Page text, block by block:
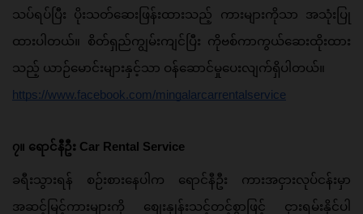
သပ်ရပ်ပြီး ပိုးသတ်ဆေးဖြန်းထားသည့် ကားများကိုသာ အသုံးပြု
ထားပါတယ်။ စိတ်ရှည်ကျွမ်းကျင်ပြီး ကိုဗစ်ကာကွယ်ဆေးထိုးထား
သည့် ယာဉ်မောင်းများနှင့်သာ ဝန်ဆောင်မှုပေးလျက်ရှိပါတယ်။
https://www.facebook.com/mingalarcarrentalservice
၇။ ရောင်နီဦး Car Rental Service
ခရီးသွားရန် စဉ်းစားနေပါက ရောင်နီဦး ကားအငှားလုပ်ငန်းမှာ
အဆင့်မြင့်ကားများကို စျေးနှုန်းသင့်တင့်စွာဖြင့် ငှားရမ်းနိုင်ပါ